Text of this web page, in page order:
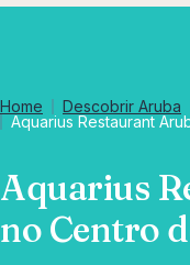
Home Descobrir Aruba
Aquarius Restaurant
Aquarius
no Centro